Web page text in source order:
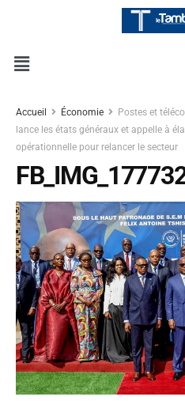
Accueil Économie
Postes et
lance les états généraux et appelle à
opérationnelle pour relancer le secteur